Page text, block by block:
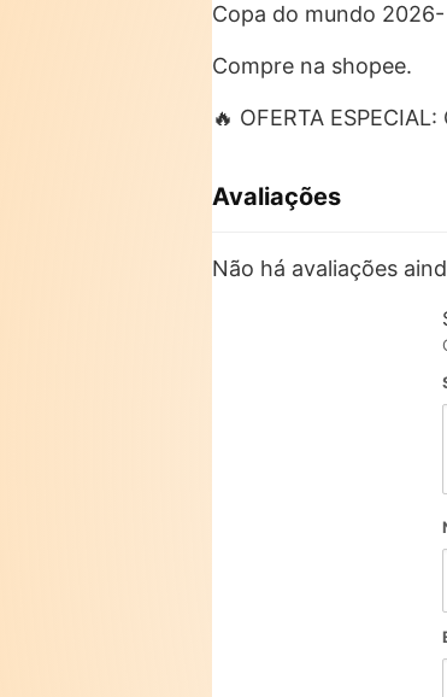
Copa do mundo
Compre na shopee.
🔥 OFERTA
Avaliações
Não há avaliações